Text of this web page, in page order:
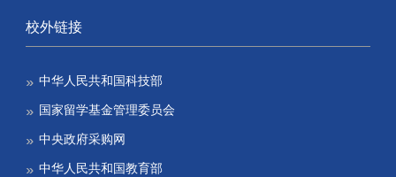
校外链接
中华人民共和国科技部
国家留学基金管理委员会
中央政府采购网
中华人民共和国教育部